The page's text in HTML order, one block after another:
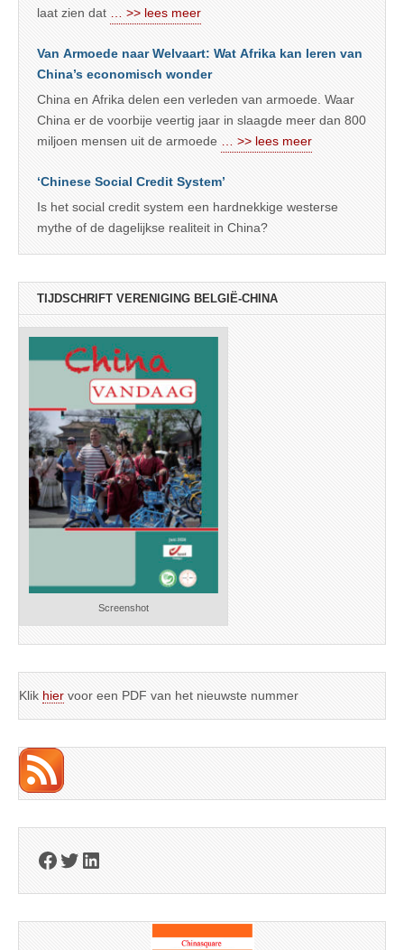
laat zien dat
… >> lees meer
Van Armoede naar Welvaart: Wat Afrika kan leren van
China’s economisch wonder
China en Afrika delen een verleden van armoede. Waar
China er de voorbije veertig jaar in slaagde meer dan 800
miljoen mensen uit de armoede
… >> lees meer
‘Chinese Social Credit System’
Is het social credit system een hardnekkige westerse
mythe of de dagelijkse realiteit in China?
TIJDSCHRIFT VERENIGING BELGIË-CHINA
Screenshot
Klik hier voor een PDF van het nieuwste nummer
Facebook
Twitter
LinkedIn